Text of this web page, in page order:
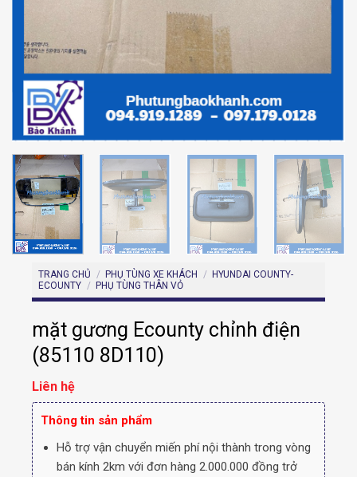
TRANG CHỦ / PHỤ TÙNG XE KHÁCH / HYUNDAI COUNTY-
ECOUNTY / PHỤ TÙNG THÂN VỎ
mặt gương Ecounty chỉnh điện
(85110 8D110)
Liên hệ
Thông tin sản phẩm
Hỗ trợ vận chuyển miến phí nội thành trong vòng
bán kính 2km với đơn hàng 2.000.000 đồng trở